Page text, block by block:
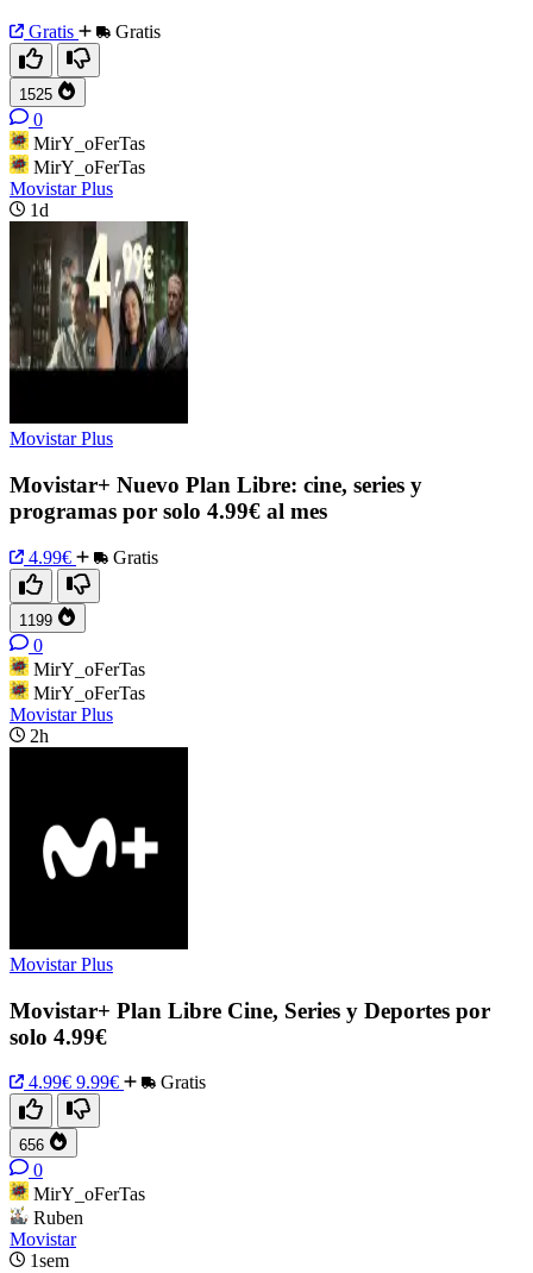
Gratis Gratis
1525
0
MirY_oFerTas
MirY_oFerTas
Movistar Plus
1d
Movistar Plus
Movistar+ Nuevo Plan Libre: cine, series y
programas por solo 4.99€ al mes
4.99€ Gratis
1199
0
MirY_oFerTas
MirY_oFerTas
Movistar Plus
2h
Movistar Plus
Movistar+ Plan Libre Cine, Series y Deportes por
solo 4.99€
4.99€ 9.99€ Gratis
656
0
MirY_oFerTas
Ruben
Movistar
1sem